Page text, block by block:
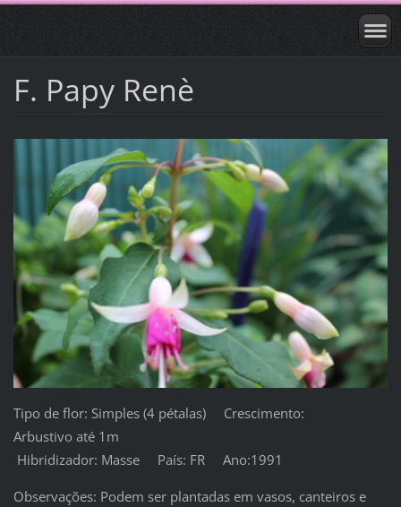
F. Papy Renè
Tipo de flor: Simples (4 pétalas) Crescimento:
Arbustivo até 1m
Hibridizador: Masse País: FR Ano:1991
Observações: Podem ser plantadas em vasos, canteiros e